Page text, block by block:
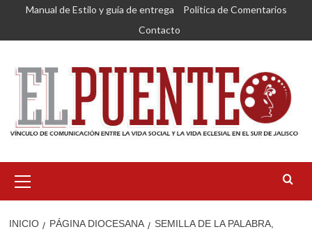
Saltar
contenido
Manual de Estilo y guía de entrega
Política de Comentarios
Contacto
primario
INICIO PÁGINA DIOCESANA
SEMILLA DE LA PALABRA,